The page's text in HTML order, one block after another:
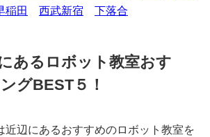
稲田 西武新宿 下落合
あるロボット教室おす
グBEST５！
近辺にあるおすすめのロボット教室を